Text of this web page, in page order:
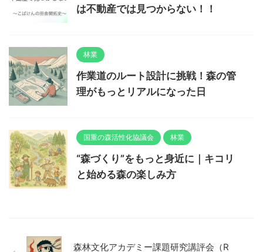
は不動産では見つからない！！
林業
作業道のルート設計に挑戦！森の管
理がもっとリアルになった日
国重の森活性化協議会 林業
“森づくり”をもっと身近に｜キコリ
と始める森の楽しみ方
森林文化アカデミー課題研究講評会（R